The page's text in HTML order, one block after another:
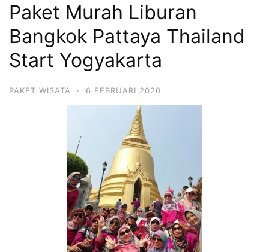
Paket Murah Liburan
Bangkok Pattaya Thailand
Start Yogyakarta
PAKET WISATA · 6 FEBRUARI 2020